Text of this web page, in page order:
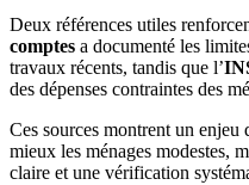
Deux références utiles
comptes a documenté les
travaux récents, tandis que l’
des dépenses contraintes des
Ces sources montrent un enjeu
mieux les ménages modestes,
claire et une vérification